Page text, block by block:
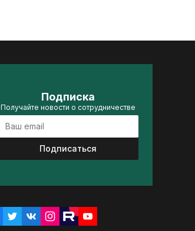
Подписка
Получайте новости о сотрудничестве
Подписаться